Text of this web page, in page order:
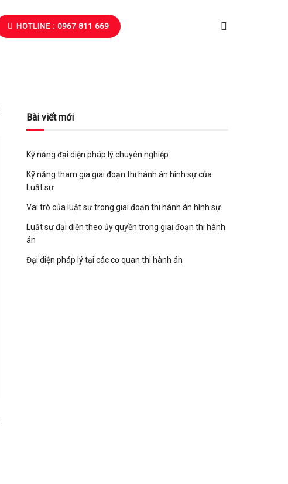
HOTLINE : 0967 811 669
Bài viết mới
Kỹ năng đại diện pháp lý chuyên nghiệp
Kỹ năng tham gia giai đoạn thi hành án hình sự của
Luật sư
Vai trò của luật sư trong giai đoạn thi hành án hình sự
Luật sư đại diện theo ủy quyền trong giai đoạn thi hành
án
Đại diện pháp lý tại các cơ quan thi hành án